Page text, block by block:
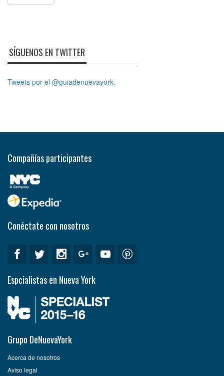
SÍGUENOS EN TWITTER
Tweets por el @guiadenuevayork.
Compañías participantes
Conéctate con nosotros
Espcialistas en Nueva York
Grupo DeNuevaYork
Acerca de nosotros
Aviso legal